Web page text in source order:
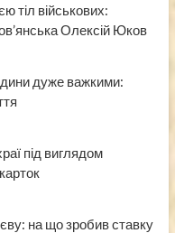
тіл військових:
Олексій Юков
дуже важкими:
під виглядом
на що зробив ставку